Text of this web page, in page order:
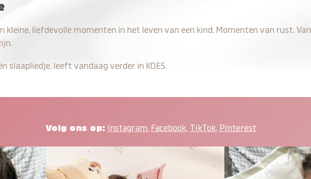
kleine, liefdevolle momenten in het leven van een kind. Momenten van rust. Van
slaapliedje, leeft vandaag verder in KOES.
Volg ons op: Instagram, Facebook, TikTok, Pinterest